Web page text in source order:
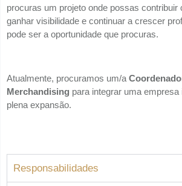
procuras um projeto onde possas contribuir
ganhar visibilidade e continuar a crescer
pode ser a oportunidade que procuras.
Atualmente, procuramos um/a
Merchandising para integrar uma empresa
plena expansão.
Responsabilidades